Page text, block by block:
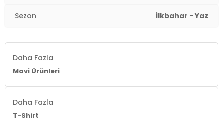
Sezon İlkbahar - Yaz
Daha Fazla
Mavi Ürünleri
Daha Fazla
T-Shirt